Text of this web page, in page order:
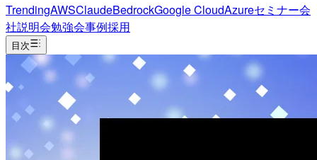
TrendingAWSClaudeBedrockGoogle CloudAzureセミナー会
社説明会勉強会事例採用
目次